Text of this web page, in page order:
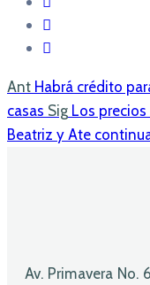
Ant Habrá crédito
casas Sig Los
Beatriz y Ate
Av. Primavera No.